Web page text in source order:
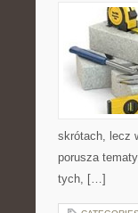
skrótach, lecz
porusza
tych, […]